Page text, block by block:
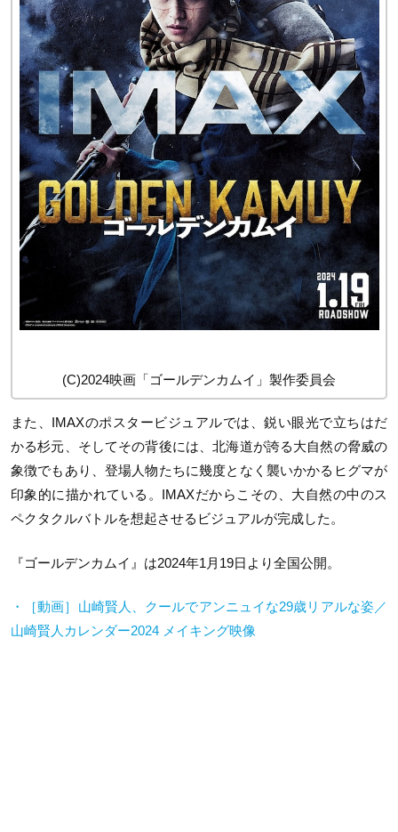
(C)2024映画「ゴールデンカムイ」製作委員会
また、IMAXのポスタービジュアルでは、鋭い眼光で立ちはだ
かる杉元、そしてその背後には、北海道が誇る大自然の脅威の
象徴でもあり、登場人物たちに幾度となく襲いかかるヒグマが
印象的に描かれている。IMAXだからこその、大自然の中のス
ペクタクルバトルを想起させるビジュアルが完成した。
『ゴールデンカムイ』は2024年1月19日より全国公開。
・［動画］山崎賢人、クールでアンニュイな29歳リアルな姿／
山崎賢人カレンダー2024 メイキング映像